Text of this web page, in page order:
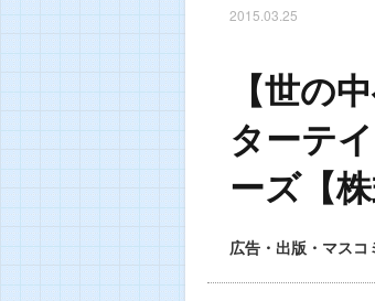
2015.03.25
【世の
ターテ
ーズ【
広告・出版・マスコ